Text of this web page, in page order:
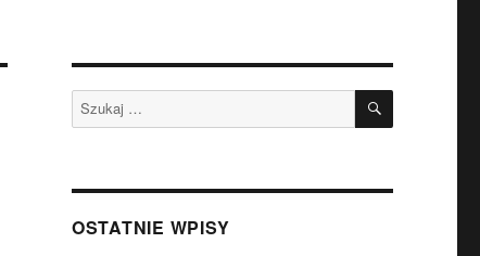
Szukaj: SZUKAJ
OSTATNIE WPISY